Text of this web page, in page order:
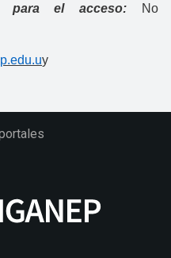
para el acceso:
No
y